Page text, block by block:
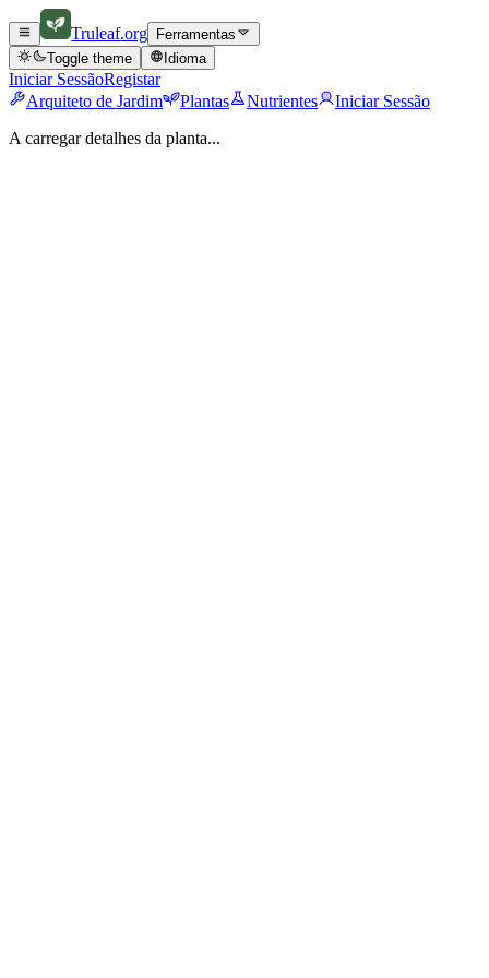
Truleaf.org
Ferramentas
Toggle theme
Idioma
Iniciar SessãoRegistar
Arquiteto de Jardim
Plantas Nutrientes
Iniciar Sessão
A carregar detalhes da planta...